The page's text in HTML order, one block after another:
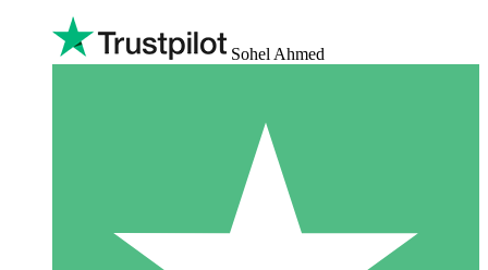
Sohel Ahmed